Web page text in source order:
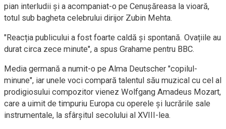
pian interludii și a acompaniat-o pe Cenușăreasa la vioară,
totul sub bagheta celebrului dirijor Zubin Mehta.
"Reacția publicului a fost foarte caldă și spontană. Ovațiile au
durat circa zece minute", a spus Grahame pentru BBC.
Media germană a numit-o pe Alma Deutscher "copilul-
minune", iar unele voci compară talentul său muzical cu cel al
prodigiosului compozitor vienez Wolfgang Amadeus Mozart,
care a uimit de timpuriu Europa cu operele și lucrările sale
instrumentale, la sfârșitul secolului al XVIII-lea.